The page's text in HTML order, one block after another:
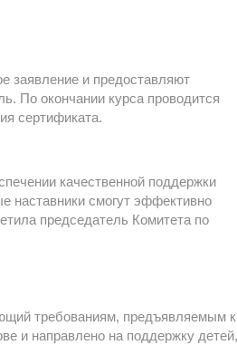
заявление и предоставляют
По окончании курса проводится
сертификата.
качественной поддержки
наставники смогут эффективно
председатель Комитета по
требованиям, предъявляемым к
и направлено на поддержку детей,